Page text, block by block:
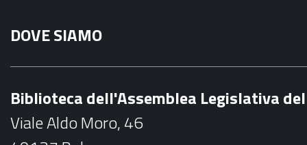
c
e
o
DOVE SIAMO
Biblioteca dell'Assemblea Legislativa
Viale Aldo Moro, 46